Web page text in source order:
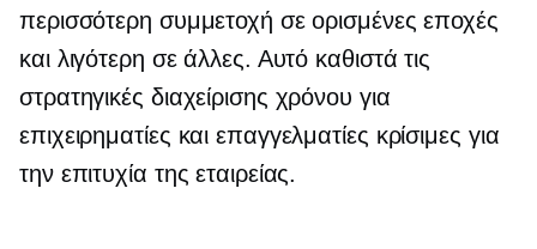
περισσότερη συμμετοχή σε ορισμένες εποχές
και λιγότερη σε άλλες. Αυτό καθιστά τις
στρατηγικές διαχείρισης χρόνου για
επιχειρηματίες και επαγγελματίες κρίσιμες για
την επιτυχία της εταιρείας.